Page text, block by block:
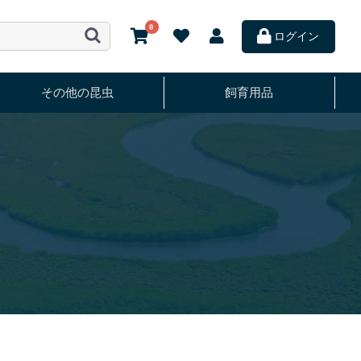
0
ログイン
その他の昆虫 飼育用品